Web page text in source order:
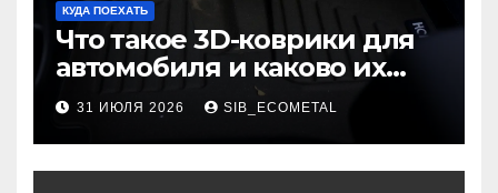
КУДА ПОЕХАТЬ
Что такое 3D-коврики для
автомобиля и каково их
основное назначение
31 ИЮЛЯ 2026 SIB_ECOMETAL